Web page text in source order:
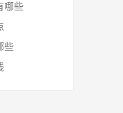
哪些
些